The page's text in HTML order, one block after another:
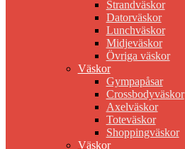
Strandväskor
Datorväskor
Lunchväskor
Midjeväskor
Övriga väskor
Väskor
Gympapåsar
Crossbodyväskor
Axelväskor
Toteväskor
Shoppingväskor
Väskor